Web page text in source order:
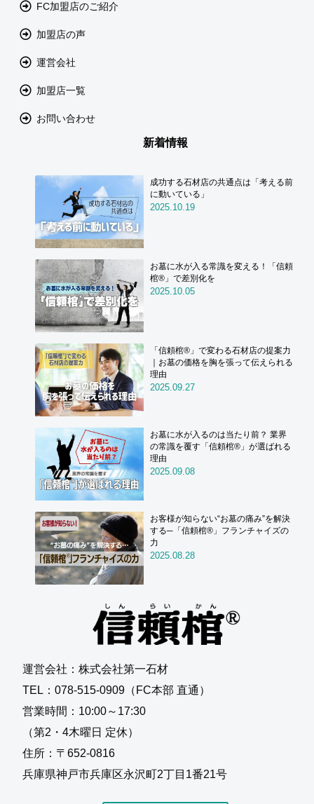
FC加盟店のご紹介
加盟店の声
運営会社
加盟店一覧
お問い合わせ
新着情報
成功する石材店の共通点は「考える前
に動いている」
2025.10.19
お墓に水が入る常識を変える！「信頼
棺®」で差別化を
2025.10.05
「信頼棺®」で変わる石材店の提案力
｜お墓の価格を胸を張って伝えられる
理由
2025.09.27
お墓に水が入るのは当たり前？ 業界
の常識を覆す「信頼棺®」が選ばれる
理由
2025.09.08
お客様が知らない“お墓の痛み”を解決
する─「信頼棺®」フランチャイズの
力
2025.08.28
運営会社：株式会社第一石材
TEL：078-515-0909（FC本部 直通）
営業時間：10:00～17:30
（第2・4木曜日 定休）
住所：〒652-0816
兵庫県神戸市兵庫区永沢町2丁目1番21号